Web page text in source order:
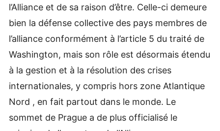
l’Alliance et de sa raison d’être. Celle-ci demeure
bien la défense collective des pays membres de
l’alliance conformément à l’article 5 du traité de
Washington, mais son rôle est désormais étendu
à la gestion et à la résolution des crises
internationales, y compris hors zone Atlantique
Nord , en fait partout dans le monde. Le
sommet de Prague a de plus officialisé le